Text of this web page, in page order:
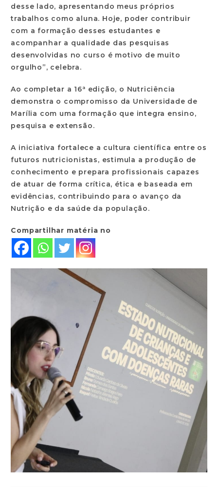
desse lado, apresentando meus próprios
trabalhos como aluna. Hoje, poder contribuir
com a formação desses estudantes e
acompanhar a qualidade das pesquisas
desenvolvidas no curso é motivo de muito
orgulho”, celebra.
Ao completar a 16ª edição, o Nutriciência
demonstra o compromisso da Universidade de
Marília com uma formação que integra ensino,
pesquisa e extensão.
A iniciativa fortalece a cultura científica entre os
futuros nutricionistas, estimula a produção de
conhecimento e prepara profissionais capazes
de atuar de forma crítica, ética e baseada em
evidências, contribuindo para o avanço da
Nutrição e da saúde da população.
Compartilhar matéria no